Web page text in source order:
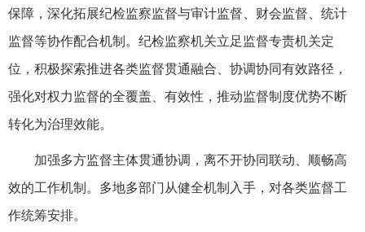
保障，深化拓展纪检监察监督与审计监督、财会监督、统计
监督等协作配合机制。纪检监察机关立足监督专责机关定
位，积极探索推进各类监督贯通融合、协调协同有效路径，
强化对权力监督的全覆盖、有效性，推动监督制度优势不断
转化为治理效能。
加强多方监督主体贯通协调，离不开协同联动、顺畅高
效的工作机制。多地多部门从健全机制入手，对各类监督工
作统筹安排。